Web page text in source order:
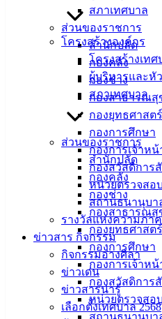
สภาเทศบาล
ส่วนของราชการ
สำนักปลัด
กองคลัง
กองช่าง
กองสาธารณสุ
กองยุทธศาสต
กองการศึกษา
กองการเจ้าหน้
กองสวัสดิการ
หน่วยตรวจสอ
สถานธนานุบา
รางวัลแห่งความภา
ข่าวสาร กิจกรรม
กิจกรรมอ่างศิลา
ข่าวเด่น
ข่าวสารน่ารู้
เลือกตั้งเทศบาล 2568
โครงสร้างองค์กร
โครงสร้างเทศ
ผู้บริหารและหั
สภาเทศบาล
ส่วนของราชการ
สำนักปลัด
กองคลัง
กองช่าง
กองสาธารณสุ
กองยุทธศาสต
กองการศึกษา
กองการเจ้าหน้
กองสวัสดิการ
หน่วยตรวจสอ
สถานธนานุบา
เมืองอ่าง
อ่างศิลา 90/338
อ.เมือง จ.ชลบุรี
038-
142-100-104
บริการ
ประชาชน